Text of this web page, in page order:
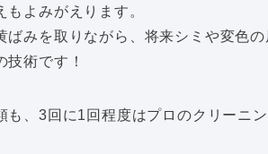
よみがえります。
ばみを取りながら、将来シミや変色
術です！
、3回に1回程度はプロのクリーニン